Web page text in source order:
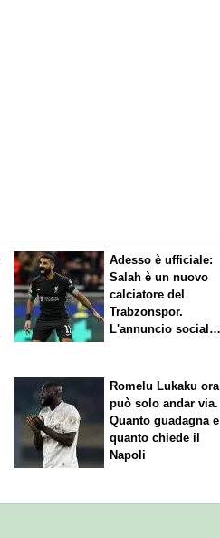
Adesso è ufficiale:
Salah è un nuovo
calciatore del
Trabzonspor.
L'annuncio social
Romelu Lukaku ora
può solo andar via.
Quanto guadagna e
quanto chiede il
Napoli